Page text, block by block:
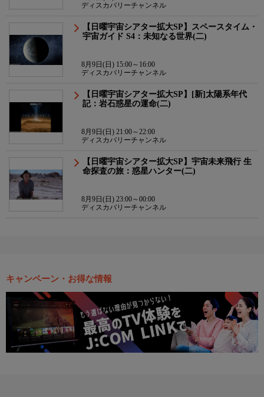
ディスカバリーチャンネル
【日曜宇宙シアター拡大SP】スペースタイム・
宇宙ガイド S4：未知なる世界(二)
8月9日(日) 15:00～16:00
ディスカバリーチャンネル
【日曜宇宙シアター拡大SP】[新]太陽系年代
記：岩石惑星の運命(二)
8月9日(日) 21:00～22:00
ディスカバリーチャンネル
【日曜宇宙シアター拡大SP】宇宙未来飛行 生
命探査の旅：惑星ハンター(二)
8月9日(日) 23:00～00:00
ディスカバリーチャンネル
キャンペーン・お得な情報